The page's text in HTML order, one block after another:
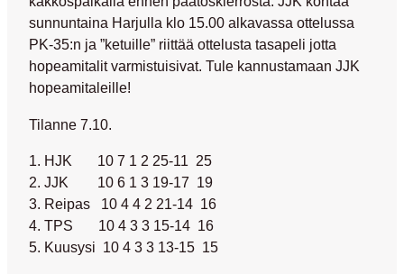
sunnuntaina Harjulla klo 15.00 alkavassa ottelussa
PK-35:n ja ”ketuille” riittää ottelusta tasapeli jotta
hopeamitalit varmistuisivat. Tule kannustamaan JJK
hopeamitaleille!
Tilanne 7.10.
1. HJK 10 7 1 2 25-11 25
2. JJK 10 6 1 3 19-17 19
3. Reipas 10 4 4 2 21-14 16
4. TPS 10 4 3 3 15-14 16
5. Kuusysi 10 4 3 3 13-15 15